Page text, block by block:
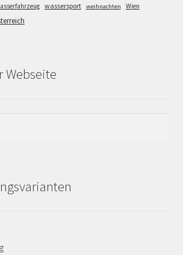
wassersport weihnachten
Wien
Webseite